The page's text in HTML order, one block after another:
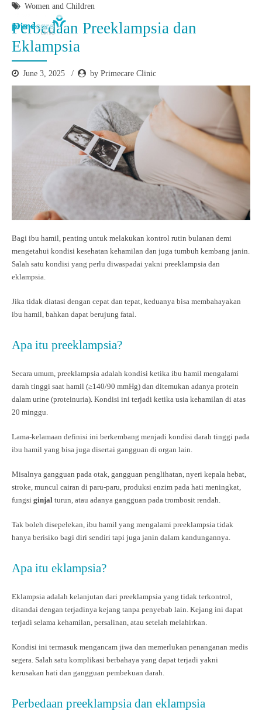
Women and Children
Perbedaan Preeklampsia dan
Eklampsia
June 3, 2025 by Primecare Clinic
Bagi ibu hamil, penting untuk melakukan kontrol rutin bulanan demi
mengetahui kondisi kesehatan kehamilan dan juga tumbuh kembang janin.
Salah satu kondisi yang perlu diwaspadai yakni preeklampsia dan
eklampsia.
Jika tidak diatasi dengan cepat dan tepat, keduanya bisa membahayakan
ibu hamil, bahkan dapat berujung fatal.
Apa itu preeklampsia?
Secara umum, preeklampsia adalah kondisi ketika ibu hamil mengalami
darah tinggi saat hamil (≥140/90 mmHg) dan ditemukan adanya protein
dalam urine (proteinuria). Kondisi ini terjadi ketika usia kehamilan di atas
20 minggu.
Lama-kelamaan definisi ini berkembang menjadi kondisi darah tinggi pada
ibu hamil yang bisa juga disertai gangguan di organ lain.
Misalnya gangguan pada otak, gangguan penglihatan, nyeri kepala hebat,
stroke, muncul cairan di paru-paru, produksi enzim pada hati meningkat,
fungsi ginjal turun, atau adanya gangguan pada trombosit rendah.
Tak boleh disepelekan, ibu hamil yang mengalami preeklampsia tidak
hanya berisiko bagi diri sendiri tapi juga janin dalam kandungannya.
Apa itu eklampsia?
Eklampsia adalah kelanjutan dari preeklampsia yang tidak terkontrol,
ditandai dengan terjadinya kejang tanpa penyebab lain. Kejang ini dapat
terjadi selama kehamilan, persalinan, atau setelah melahirkan.
Kondisi ini termasuk mengancam jiwa dan memerlukan penanganan medis
segera. Salah satu komplikasi berbahaya yang dapat terjadi yakni
kerusakan hati dan gangguan pembekuan darah.
Perbedaan preeklampsia dan eklampsia